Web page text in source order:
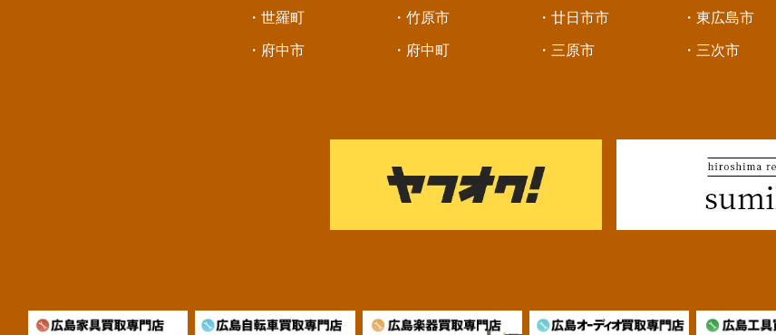
・世羅町 ・竹原市 ・廿日市市 ・東広島市
・府中市 ・府中町 ・三原市 ・三次市